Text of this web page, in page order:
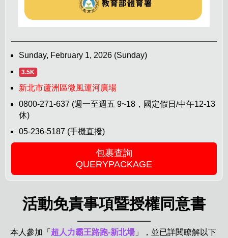
活動免責事項暨授權同意書
本人參加「 超人力霸王路跑-新北場 」，並已詳閱瞭解以下
Sunday, February 1, 2026 (Sunday)
3.5K
新北市蘆洲區微風運河廣場
0800-271-637 (週一至週五 9~18，國定假日/中午12-13
休)
05-236-5187 (手機直撥)
包裹查詢
QUERYPACKAGE